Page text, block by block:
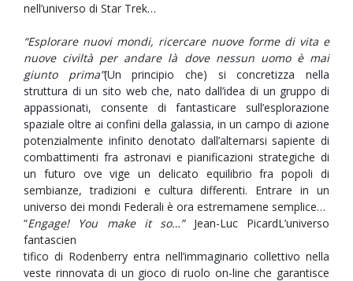
nell’universo di Star Trek…
“Esplorare nuovi mondi, ricercare nuove forme di vita e
nuove civiltà per andare là dove nessun uomo è mai
giunto prima”(Un principio che) si concretizza nella
struttura di un sito web che, nato dall’idea di un gruppo di
appassionati, consente di fantasticare sull’esplorazione
spaziale oltre ai confini della galassia, in un campo di azione
potenzialmente infinito denotato dall’alternarsi sapiente di
combattimenti fra astronavi e pianificazioni strategiche di
un futuro ove vige un delicato equilibrio fra popoli di
sembianze, tradizioni e cultura differenti. Entrare in un
universo dei mondi Federali è ora estremamene semplice…
“Engage! You make it so…”Jean-Luc PicardL’universo
fantascien
tifico di Rodenberry entra nell’immaginario collettivo nella
veste rinnovata di un gioco di ruolo on-line che garantisce